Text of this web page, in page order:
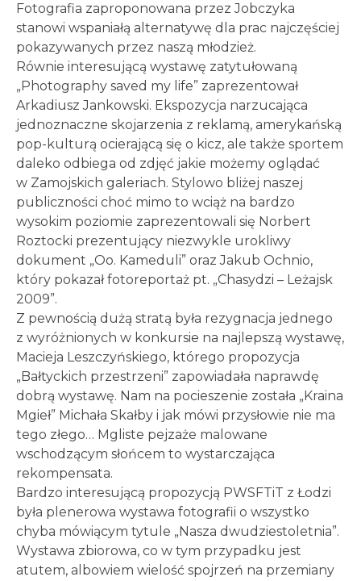
Fotografia zaproponowana przez Jobczyka
stanowi wspaniałą alternatywę dla prac najczęściej
pokazywanych przez naszą młodzież.
Równie interesującą wystawę zatytułowaną
„Photography saved my life” zaprezentował
Arkadiusz Jankowski. Ekspozycja narzucająca
jednoznaczne skojarzenia z reklamą, amerykańską
pop-kulturą ocierającą się o kicz, ale także sportem
daleko odbiega od zdjęć jakie możemy oglądać
w Zamojskich galeriach. Stylowo bliżej naszej
publiczności choć mimo to wciąż na bardzo
wysokim poziomie zaprezentowali się Norbert
Roztocki prezentujący niezwykle urokliwy
dokument „Oo. Kameduli” oraz Jakub Ochnio,
który pokazał fotoreportaż pt. „Chasydzi – Leżajsk
2009”.
Z pewnością dużą stratą była rezygnacja jednego
z wyróżnionych w konkursie na najlepszą wystawę,
Macieja Leszczyńskiego, którego propozycja
„Bałtyckich przestrzeni” zapowiadała naprawdę
dobrą wystawę. Nam na pocieszenie została „Kraina
Mgieł” Michała Skałby i jak mówi przysłowie nie ma
tego złego… Mgliste pejzaże malowane
wschodzącym słońcem to wystarczająca
rekompensata.
Bardzo interesującą propozycją PWSFTiT z Łodzi
była plenerowa wystawa fotografii o wszystko
chyba mówiącym tytule „Nasza dwudziestoletnia”.
Wystawa zbiorowa, co w tym przypadku jest
atutem, albowiem wielość spojrzeń na przemiany